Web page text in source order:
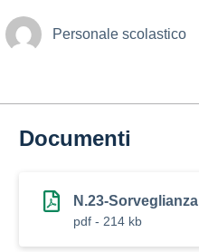
Personale scolastico
Documenti
N.23-Sorveglianza
pdf - 214 kb